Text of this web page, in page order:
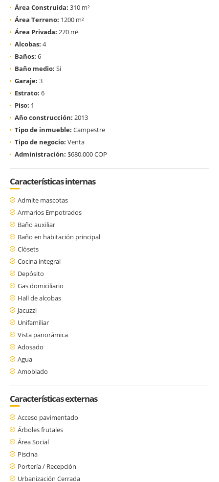
Área Construida: 310 m²
Área Terreno: 1200 m²
Área Privada: 270 m²
Alcobas: 4
Baños: 6
Baño medio: Si
Garaje: 3
Estrato: 6
Piso: 1
Año construcción: 2013
Tipo de inmueble: Campestre
Tipo de negocio: Venta
Administración: $680.000 COP
Características internas
Admite mascotas
Armarios Empotrados
Baño auxiliar
Baño en habitación principal
Clósets
Cocina integral
Depósito
Gas domiciliario
Hall de alcobas
Jacuzzi
Unifamiliar
Vista panorámica
Adosado
Agua
Amoblado
Características externas
Acceso pavimentado
Árboles frutales
Área Social
Piscina
Portería / Recepción
Urbanización Cerrada